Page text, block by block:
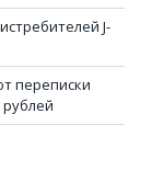
J-
переписки